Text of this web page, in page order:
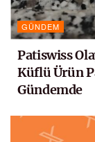
GÜNDEM
Patiswiss
Küflü Ürün
Gündemde